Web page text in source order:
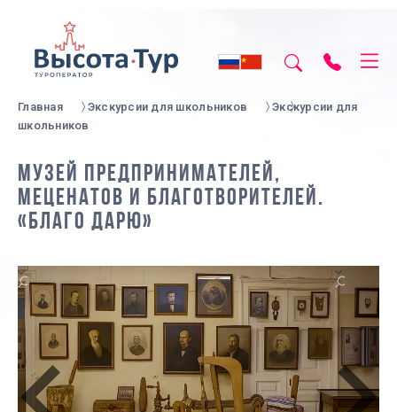
Главная Экскурсии для школьников
Экскурсии для
школьников
МУЗЕЙ ПРЕДПРИНИМАТЕЛЕЙ,
МЕЦЕНАТОВ И БЛАГОТВОРИТЕЛЕЙ.
«БЛАГО ДАРЮ»